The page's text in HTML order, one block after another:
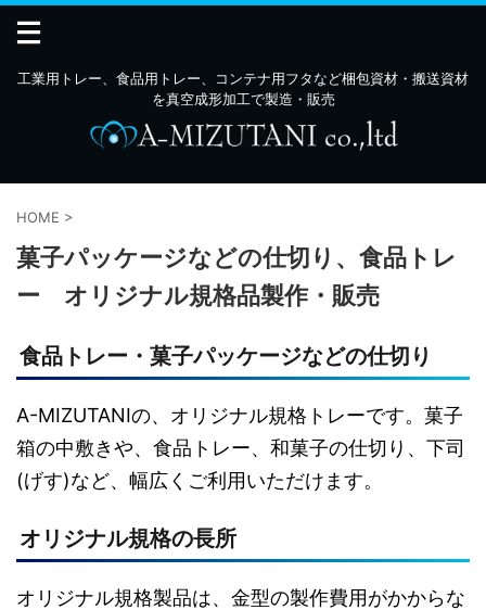
工業用トレー、食品用トレー、コンテナ用フタなど梱包資材・搬送資材
を真空成形加工で製造・販売
HOME >
菓子パッケージなどの仕切り、食品トレ
ー オリジナル規格品製作・販売
食品トレー・菓子パッケージなどの仕切り
A-MIZUTANIの、オリジナル規格トレーです。菓子
箱の中敷きや、食品トレー、和菓子の仕切り、下司
(げす)など、幅広くご利用いただけます。
オリジナル規格の長所
オリジナル規格製品は、金型の製作費用がかからな